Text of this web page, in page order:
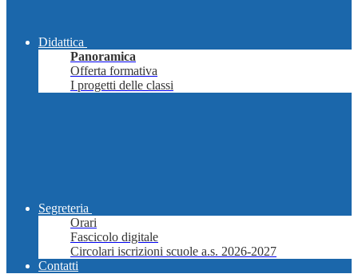
Didattica
Panoramica
Offerta formativa
I progetti delle classi
Segreteria
Orari
Fascicolo digitale
Circolari iscrizioni scuole a.s. 2026-2027
Contatti